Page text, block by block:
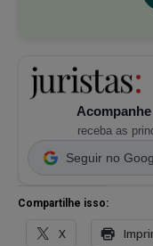
receba as
Seguir no
Compartilhe isso:
X